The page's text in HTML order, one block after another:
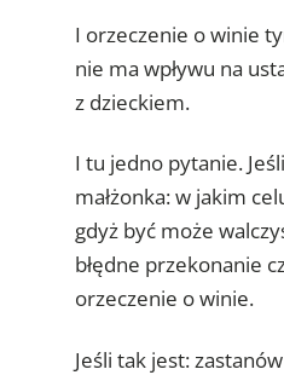
I orzeczenie o winie
nie ma wpływu na
z dzieckiem.
I tu jedno pytanie.
małżonka: w jakim
gdyż być może
błędne przekonanie
orzeczenie o winie.
Jeśli tak jest: